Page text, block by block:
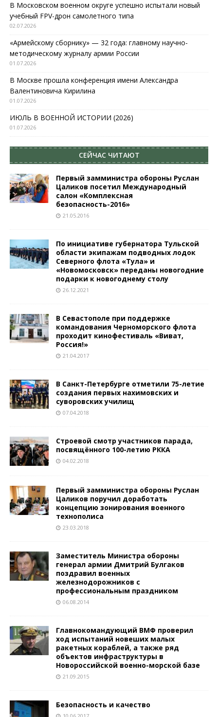
В Московском военном округе успешно испытали новый
учебный FPV-дрон самолетного типа
02.07.2026
«Армейскому сборнику» — 32 года: главному научно-
методическому журналу армии России
01.07.2026
В Москве прошла конференция имени Александра
Валентиновича Кирилина
01.07.2026
ИЮЛЬ В ВОЕННОЙ ИСТОРИИ (2026)
01.07.2026
СЕЙЧАС ЧИТАЮТ
Первый замминистра обороны Руслан
Цаликов посетил Международный
салон «Комплексная
безопасность-2016»
21.05.2016
По инициативе губернатора Тульской
области экипажам подводных лодок
Северного флота «Тула» и
«Новомосковск» переданы новогодние
подарки к новогоднему столу
26.12.2021
В Севастополе при поддержке
командования Черноморского флота
проходит кинофестиваль «Виват,
Россия!»
21.04.2017
В Санкт-Петербурге отметили 75-летие
создания первых нахимовских и
суворовских училищ
07.04.2018
Строевой смотр участников парада,
посвящённого 100-летию РККА
04.02.2018
Первый замминистра обороны Руслан
Цаликов поручил доработать
концепцию зонирования военного
технополиса
23.03.2018
Заместитель Министра обороны
генерал армии Дмитрий Булгаков
поздравил военных
железнодорожников с
профессиональным праздником
06.08.2014
Главнокомандующий ВМФ проверил
ход испытаний новеших малых
ракетных кораблей, а также ряд
объектов инфраструктуры в
Новороссийской военно-морской базе
21.09.2015
Безопасность и качество